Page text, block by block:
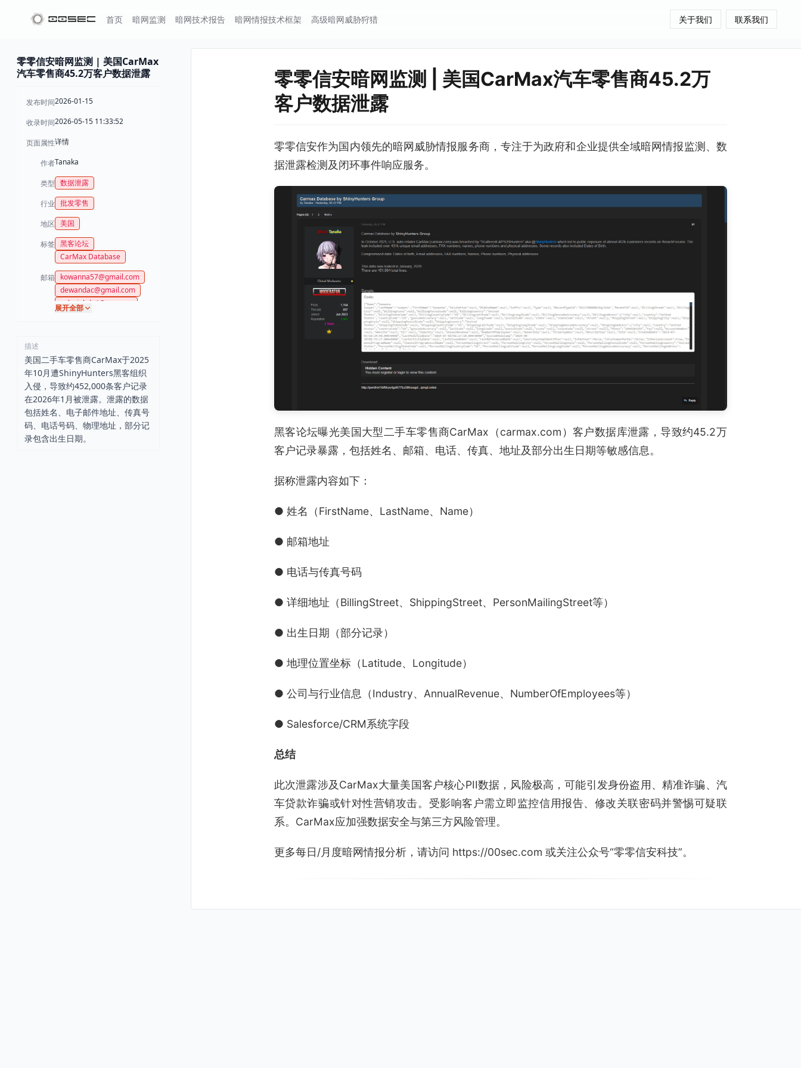
首页 暗网监测 暗网技术报告 暗网情报技术框架 高级暗网威胁狩猎 关于我们 联系我们
零零信安暗网监测 | 美国CarMax
汽车零售商45.2万客户数据泄露
发布时间2026-01-15
收录时间2026-05-15 11:33:52
页面属性详情
作者Tanaka
类型 数据泄露
行业 批发零售
地区 美国
标签 黑客论坛
CarMax Database
邮箱
kowanna57@gmail.com
dewandac@gmail.com
valeriehdz4@me.com
kaylacarrillo2005@gmail.co
m
展开全部
描述
美国二手车零售商CarMax于2025
年10月遭ShinyHunters黑客组织
入侵，导致约452,000条客户记录
在2026年1月被泄露。泄露的数据
包括姓名、电子邮件地址、传真号
码、电话号码、物理地址，部分记
录包含出生日期。
零零信安暗网监测 | 美国CarMax汽车零售商45.2万
客户数据泄露
零零信安作为国内领先的暗网威胁情报服务商，专注于为政府和企业提供全域暗网情报监测、数
据泄露检测及闭环事件响应服务。
黑客论坛曝光美国大型二手车零售商CarMax（carmax.com）客户数据库泄露，导致约45.2万
客户记录暴露，包括姓名、邮箱、电话、传真、地址及部分出生日期等敏感信息。
据称泄露内容如下：
● 姓名（FirstName、LastName、Name）
● 邮箱地址
● 电话与传真号码
● 详细地址（BillingStreet、ShippingStreet、PersonMailingStreet等）
● 出生日期（部分记录）
● 地理位置坐标（Latitude、Longitude）
● 公司与行业信息（Industry、AnnualRevenue、NumberOfEmployees等）
● Salesforce/CRM系统字段
总结
此次泄露涉及CarMax大量美国客户核心PII数据，风险极高，可能引发身份盗用、精准诈骗、汽
车贷款诈骗或针对性营销攻击。受影响客户需立即监控信用报告、修改关联密码并警惕可疑联
系。CarMax应加强数据安全与第三方风险管理。
更多每日/月度暗网情报分析，请访问 https://00sec.com 或关注公众号“零零信安科技”。